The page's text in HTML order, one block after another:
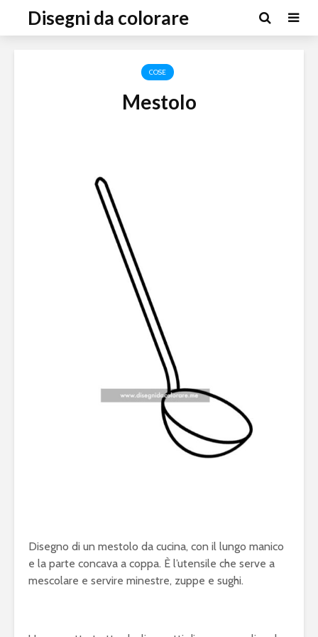
Disegni da colorare
COSE
Mestolo
Disegno di un mestolo da cucina, con il lungo manico
e la parte concava a coppa. È l’utensile che serve a
mescolare e servire minestre, zuppe e sughi.